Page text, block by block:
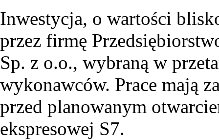
Inwestycja, o wartości
przez firmę
Sp. z o.o., wybraną w
wykonawców. Prace mają
przed planowanym
ekspresowej S7.